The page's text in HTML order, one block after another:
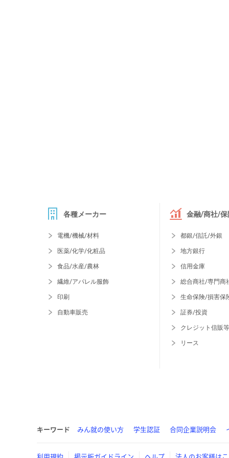
各種メーカー
電機/機械/材料
医薬/化学/化粧品
食品/水産/農林
繊維/アパレル服飾
印刷
自動車販売
金融/商社/保
都銀/信託/外銀
地方銀行
信用金庫
総合商社/専門商
生命保険/損害保
証券/投資
クレジット信販等
リース
キーワード みん就の使い方 学生認証 合同企業説明会